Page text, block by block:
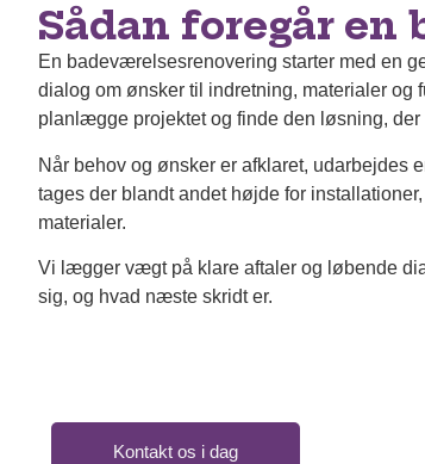
Sådan foregår
En badeværelsesrenovering starter med en
dialog om ønsker til indretning, materialer og
planlægge projektet og finde den løsning, der
Når behov og ønsker er afklaret, udarbejdes
tages der blandt andet højde for
materialer.
Vi lægger vægt på klare aftaler og løbende
sig, og hvad næste skridt er.
Kontakt os i dag